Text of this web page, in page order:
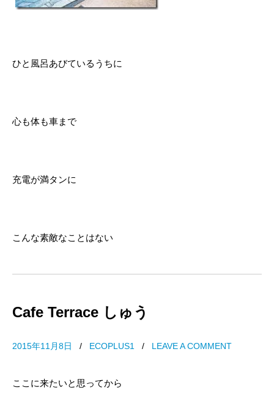
ひと風呂あびているうちに
心も体も車まで
充電が満タンに
こんな素敵なことはない
Cafe Terrace しゅう
2015年11月8日 / ECOPLUS1 / LEAVE A COMMENT
ここに来たいと思ってから